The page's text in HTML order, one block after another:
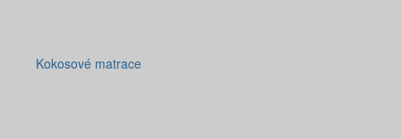
Kokosové matrace